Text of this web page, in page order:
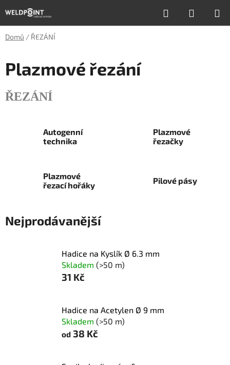
na
obsah
Hledat
KOŠÍK
Domů / ŘEZÁNÍ
Plazmové řezání
ŘEZÁNÍ
Autogenní
technika
Plazmové
řezačky
Plazmové
řezací hořáky
Pilové pásy
Nejprodávanější
Hadice na Kyslík Ø 6.3 mm
Skladem (>50 m)
31 Kč
Hadice na Acetylen Ø 9 mm
Skladem (>50 m)
od 38 Kč